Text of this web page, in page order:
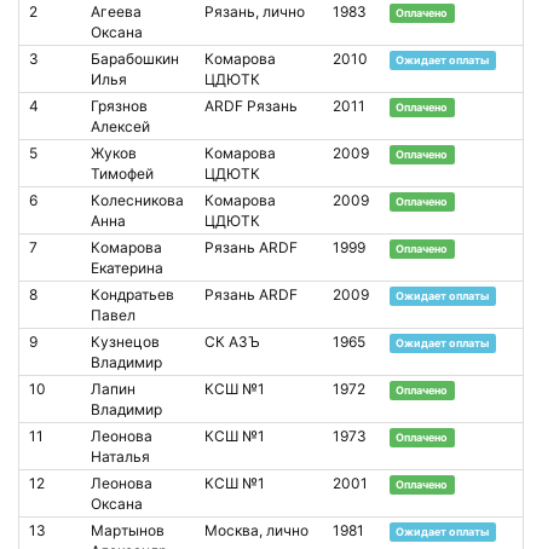
2
Агеева
Оксана
Рязань, лично 1983 Оплачено
3
Барабошкин
Илья
Комарова
ЦДЮТК
2010 Ожидает оплаты
4
Грязнов
Алексей
ARDF Рязань 2011 Оплачено
5
Жуков
Тимофей
Комарова
ЦДЮТК
2009 Оплачено
6
Колесникова
Анна
Комарова
ЦДЮТК
2009 Оплачено
7
Комарова
Екатерина
Рязань ARDF 1999 Оплачено
8
Кондратьев
Павел
Рязань ARDF 2009 Ожидает оплаты
9
Кузнецов
Владимир
СК АЗЪ 1965 Ожидает оплаты
10
Лапин
Владимир
КСШ №1 1972 Оплачено
11
Леонова
Наталья
КСШ №1 1973 Оплачено
12
Леонова
Оксана
КСШ №1 2001 Оплачено
13
Мартынов
Москва, лично 1981 Ожидает оплаты